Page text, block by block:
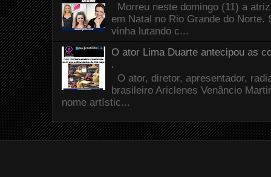
Morreu neste domingo (11) a
em Natal no Rio Grande do Norte.
vinha lutando c...
O ator Lima Duarte antecipou as
.
O ator, diretor, apresentador,
brasileiro Ariclenes Venâncio
nome artístic...